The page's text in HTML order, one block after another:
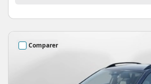
Comparer